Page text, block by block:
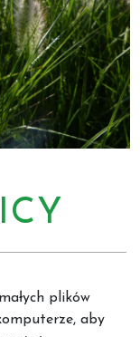
plików
aby